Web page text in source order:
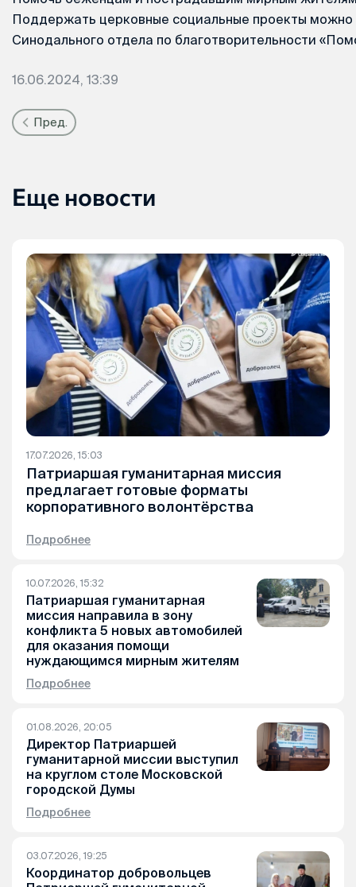
Поддержать церковные социальные проекты
Синодального отдела по благотворительности
16.06.2024, 13:39
Пред.
Еще новости
17.07.2026, 15:03
Патриаршая гуманитарная миссия
предлагает готовые форматы
корпоративного волонтёрства
Подробнее
10.07.2026, 15:32
Патриаршая гуманитарная
миссия направила в зону
конфликта 5 новых автомобилей
для оказания помощи
нуждающимся мирным жителям
Подробнее
01.08.2026, 20:05
Директор Патриаршей
гуманитарной миссии выступил
на круглом столе Московской
городской Думы
Подробнее
03.07.2026, 19:25
Координатор добровольцев